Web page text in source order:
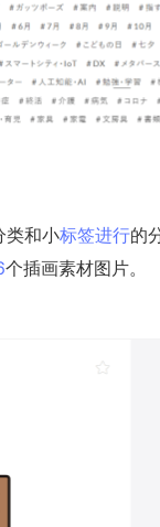
类和小标签进行的
个插画素材图片。